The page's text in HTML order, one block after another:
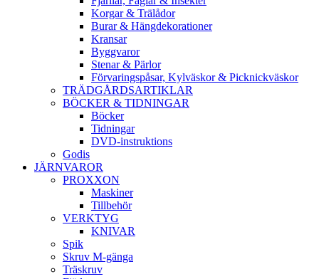
Korgar & Trälådor
Burar & Hängdekorationer
Kransar
Byggvaror
Stenar & Pärlor
Förvaringspåsar, Kylväskor & Picknickväskor
TRÄDGÅRDSARTIKLAR
BÖCKER & TIDNINGAR
Böcker
Tidningar
DVD-instruktions
Godis
JÄRNVAROR
PROXXON
Maskiner
Tillbehör
VERKTYG
KNIVAR
Spik
Skruv M-gänga
Träskruv